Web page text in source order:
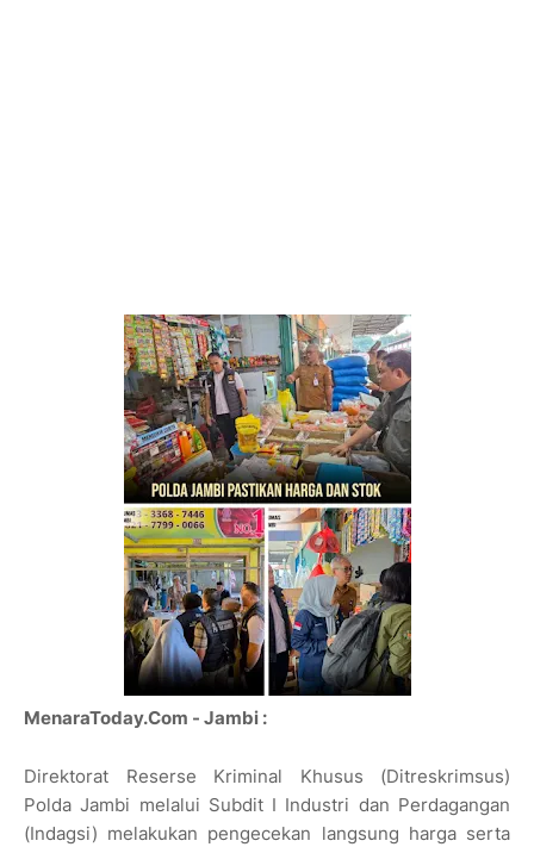
MenaraToday.Com - Jambi :
Direktorat Reserse Kriminal Khusus (Ditreskrimsus)
Polda Jambi melalui Subdit I Industri dan Perdagangan
(Indagsi) melakukan pengecekan langsung harga serta